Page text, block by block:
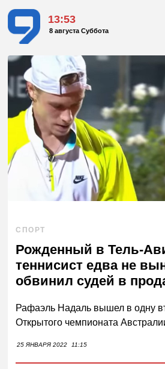
13:53
8 августа Суббота
СПОРТ
Рожденный в Тель-
теннисист едва не
обвинил судей в
Рафаэль Надаль вышел в одну
Открытого чемпионата
25 ЯНВАРЯ 2022 11:15